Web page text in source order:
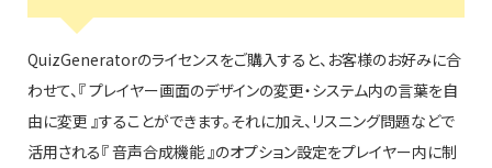
QuizGeneratorのライセンスをご購入すると、お客様のお好みに合
わせて、『 プレイヤー画面のデザインの変更・システム内の言葉を自
由に変更 』することができます。それに加え、リスニング問題などで
活用される『 音声合成機能 』のオプション設定をプレイヤー内に制